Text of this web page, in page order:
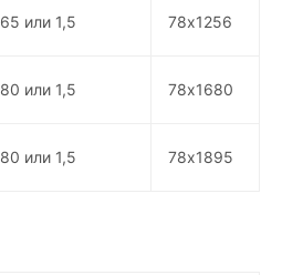
65 или 1,5 78х1256
80 или 1,5 78х1680
80 или 1,5 78х1895